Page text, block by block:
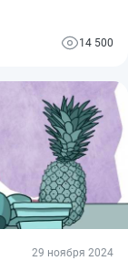
14 500
29 ноября 2024